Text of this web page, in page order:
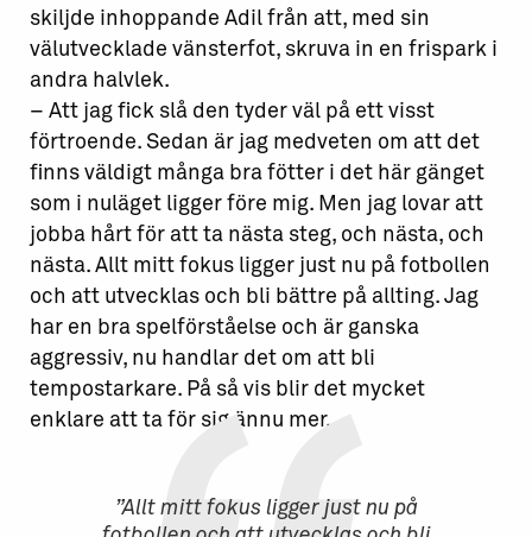
skiljde inhoppande Adil från att, med sin
välutvecklade vänsterfot, skruva in en frispark i
andra halvlek.
– Att jag fick slå den tyder väl på ett visst
förtroende. Sedan är jag medveten om att det
finns väldigt många bra fötter i det här gänget
som i nuläget ligger före mig. Men jag lovar att
jobba hårt för att ta nästa steg, och nästa, och
nästa. Allt mitt fokus ligger just nu på fotbollen
och att utvecklas och bli bättre på allting. Jag
har en bra spelförståelse och är ganska
aggressiv, nu handlar det om att bli
tempostarkare. På så vis blir det mycket
enklare att ta för sig ännu mer.
”Allt mitt fokus ligger just nu på